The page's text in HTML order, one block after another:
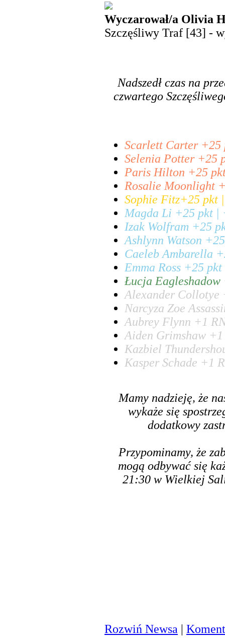
Wyczarował/a Olivia
Szczęśliwy Traf [43] -
Nadszedł czas na
czwartego
Scarlett Carter
Selenia Potter +25
Paris Hilton +25
Rosalie Moonlight
Sophie Fitz+25 pkt
Magda Li +25 pkt |
Izak Wolfram +25
Ashlynn Watson
Caeleb Ambarella
Emma Ross +25
Łucja
Alexander Collotye
Narcyza Zoe
Aubrey Flynn +1
Aiden Grimshaw
Kazbiel
Kasper Schade +1
Mamy nadzieję, że
wykaże się
dodatkowy
Przypominamy, że
mogą odbywać się
21:30 w Wielkiej
Rozwiń Newsa